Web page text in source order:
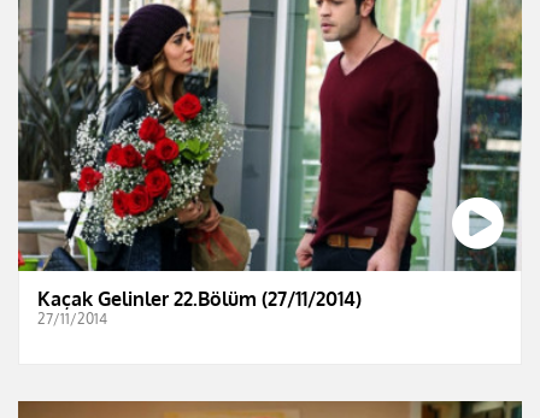
Kaçak Gelinler 22.Bölüm (27/11/2014)
27/11/2014